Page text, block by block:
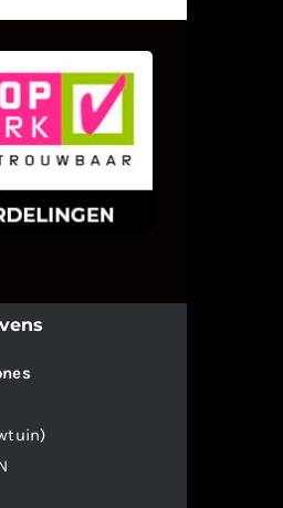
om te
van ons en
vindt.